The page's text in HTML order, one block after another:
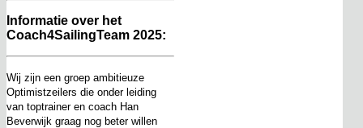
Informatie over het
Coach4SailingTeam 2025:
Wij zijn een groep ambitieuze
Optimistzeilers die onder leiding
van toptrainer en coach Han
Beverwijk graag nog beter willen